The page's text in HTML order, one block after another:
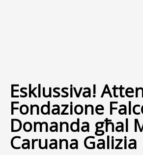
Esklussiva!
Fondazione
Domanda għal
Caruana Galizia